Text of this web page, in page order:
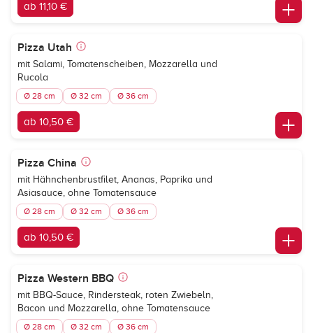
ab 11,10 €
Pizza Utah
mit Salami, Tomatenscheiben, Mozzarella und
Rucola
Ø 28 cm Ø 32 cm Ø 36 cm
ab 10,50 €
Pizza China
mit Hähnchenbrustfilet, Ananas, Paprika und
Asiasauce, ohne Tomatensauce
Ø 28 cm Ø 32 cm Ø 36 cm
ab 10,50 €
Pizza Western BBQ
mit BBQ-Sauce, Rindersteak, roten Zwiebeln,
Bacon und Mozzarella, ohne Tomatensauce
Ø 28 cm Ø 32 cm Ø 36 cm